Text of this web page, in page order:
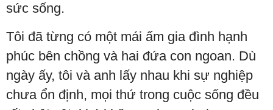
sức sống.
Tôi đã từng có một mái ấm gia đình hạnh
phúc bên chồng và hai đứa con ngoan. Dù
ngày ấy, tôi và anh lấy nhau khi sự nghiệp
chưa ổn định, mọi thứ trong cuộc sống đều